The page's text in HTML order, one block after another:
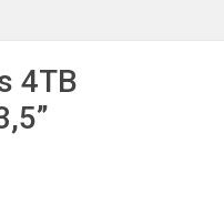
4TB